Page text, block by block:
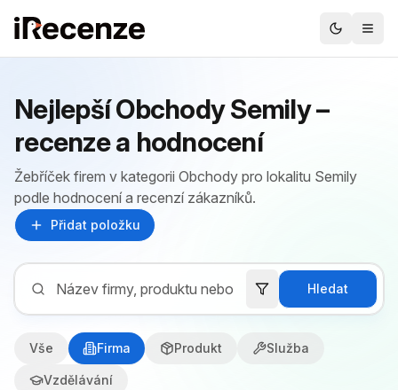
Nejlepší Obchody Semily –
recenze a hodnocení
Žebříček firem v kategorii Obchody pro lokalitu Semily
podle hodnocení a recenzí zákazníků.
Přidat položku
Hledat
Vše Firma Produkt Služba
Vzdělávání